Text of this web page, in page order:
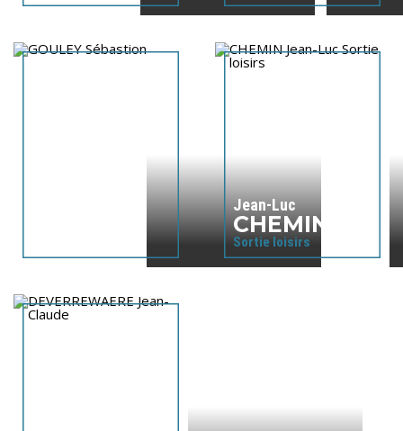
Aucune présentation disponible.
Jean-Luc
CHEMIN
Sortie loisirs
Aucune présentation disponible.
Aucune présentation disponible.